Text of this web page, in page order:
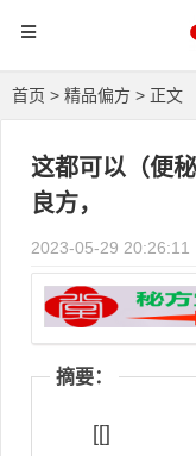
首页 > 精品偏方 > 正文
这都可以（便
良方，
2023-05-29 20:26:11
摘要：
[[]